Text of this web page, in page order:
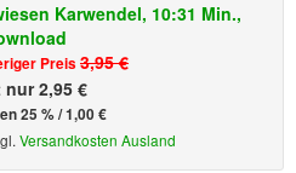
Karwendel, 10:31 Min.,
Preis 3,95 €
nur 2,95 €
25 % / 1,00 €
Versandkosten Ausland